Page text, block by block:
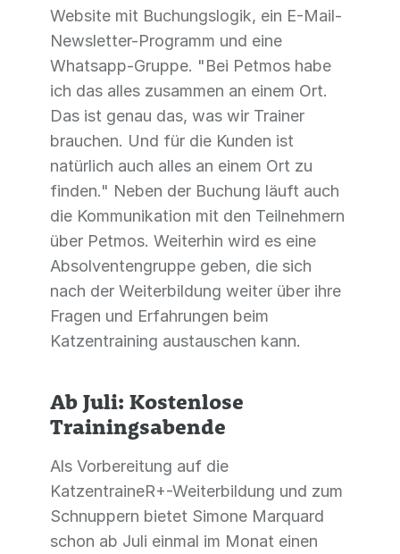
Website mit Buchungslogik, ein E-Mail-
Newsletter-Programm und eine
Whatsapp-Gruppe. "Bei Petmos habe
ich das alles zusammen an einem Ort.
Das ist genau das, was wir Trainer
brauchen. Und für die Kunden ist
natürlich auch alles an einem Ort zu
finden." Neben der Buchung läuft auch
die Kommunikation mit den Teilnehmern
über Petmos. Weiterhin wird es eine
Absolventengruppe geben, die sich
nach der Weiterbildung weiter über ihre
Fragen und Erfahrungen beim
Katzentraining austauschen kann.
Ab Juli: Kostenlose
Trainingsabende
Als Vorbereitung auf die
KatzentraineR+-Weiterbildung und zum
Schnuppern bietet Simone Marquard
schon ab Juli einmal im Monat einen